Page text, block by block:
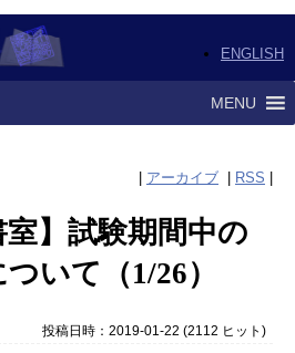
ENGLISH
MENU
アーカイブ RSS
室】試験期間中の
いて（1/26）
投稿日時：2019-01-22 (2112 ヒット )